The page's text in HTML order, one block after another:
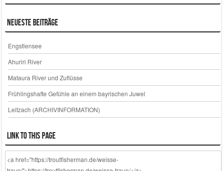
Neueste Beiträge
Engstlensee
Ahuriri River
Mataura River und Zuflüsse
Frühlingshafte Gefühle an einem bayrischen Juwel
Leitzach (ARCHIVINFORMATION)
Link to this page